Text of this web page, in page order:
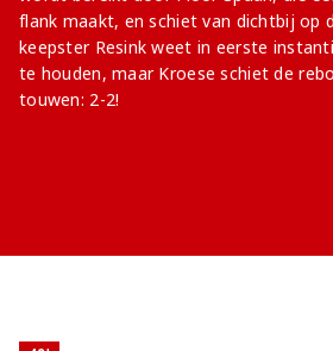
flank maakt, en schiet van dichtbij op
keepster Resink weet in eerste
te houden, maar Kroese schiet de
touwen: 2-2!